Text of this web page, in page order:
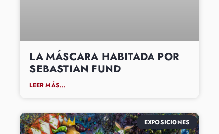
LA MÁSCARA HABITADA POR
SEBASTIAN FUND
LEER MÁS...
EXPOSICIONES